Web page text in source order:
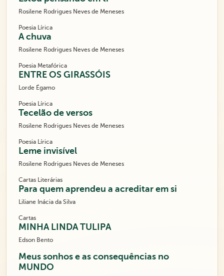
Rosilene Rodrigues Neves de Meneses
Poesia Lírica
A chuva
Rosilene Rodrigues Neves de Meneses
Poesia Metafórica
ENTRE OS GIRASSÓIS
Lorde Égamo
Poesia Lírica
Tecelão de versos
Rosilene Rodrigues Neves de Meneses
Poesia Lírica
Leme invisível
Rosilene Rodrigues Neves de Meneses
Cartas Literárias
Para quem aprendeu a acreditar em si
Liliane Inácia da Silva
Cartas
MINHA LINDA TULIPA
Edson Bento
Meus sonhos e as consequências no
MUNDO